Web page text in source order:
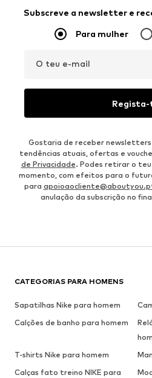
Subscreve a newsletter e
Para mulher
O teu e-mail
Gostaria de receber newsletters
tendências atuais, ofertas e
de Privacidade. Podes retirar o
momento, com efeitos para o
para
anulação da subscrição no
CATEGORIAS PARA HOMENS
Sapatilhas Nike para homem
Calções de banho para homem
T-shirts Nike para homem
Calças fato treino NIKE para